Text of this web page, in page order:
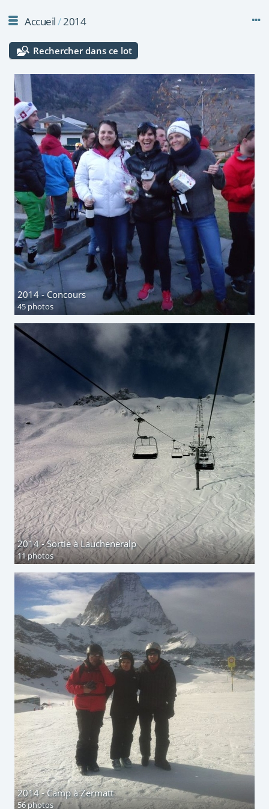
Accueil/2014
Rechercher dans ce lot
2014 - Concours
45 photos
2014 - Sortie à Laucheneralp
11 photos
2014 - Camp à Zermatt
56 photos